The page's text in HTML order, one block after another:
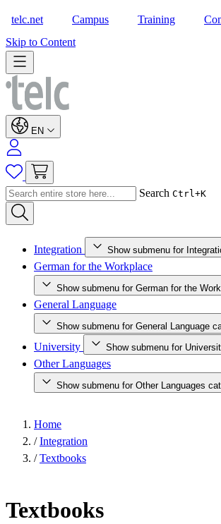
telc.net Campus Training
Skip to Content
EN
Search Ctrl+K
Integration Show submenu for
German for the Workplace
Show submenu for German for the
General Language
Show submenu for General Language
University Show submenu for
Other Languages
Show submenu for Other Languages
Home
/ Integration
/ Textbooks
Textbooks